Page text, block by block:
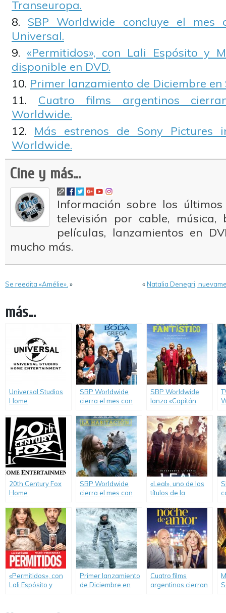
Transeuropa.
SBP Worldwide concluye el
Universal.
«Permitidos», con Lali Espósito y
disponible en DVD.
Primer lanzamiento de Diciembre en
Cuatro films argentinos
Worldwide.
Más estrenos de Sony Pictures
Worldwide.
Cine y más...
Información sobre los
televisión por cable, música,
películas, lanzamientos en
mucho más.
Se reedita «Amélie». » «Natalia Denegri,
más...
Universal Studios
Home
vuelve a tener
distribución en
Argentina.
SBP Worldwide
cierra el mes con
de «Mi Gran Boda
Griega» y «Buenos
Vecinos».
SBP Worldwide
lanza «Capitán
DVD.
20th Century Fox
Home
distribuída por SBP
Worlwide.
SBP Worldwide
cierra el mes con
Studios Home
Entertainment.
«Leal», uno de los
títulos de la
Agosto en
Transeuropa.
«Permitidos», con
Lali Espósito y
Primer lanzamiento
de Diciembre en
Cuatro films
argentinos cierran